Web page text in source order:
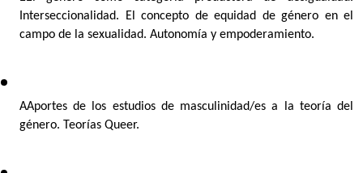
Interseccionalidad. El concepto de equidad de género en el
campo de la sexualidad. Autonomía y empoderamiento.
AAportes de los estudios de masculinidad/es a la teoría del
género. Teorías Queer.